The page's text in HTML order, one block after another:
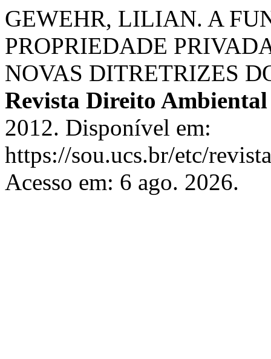
GEWEHR, LILIAN. A
PROPRIEDADE
NOVAS DITRETRIZES
Revista Direito Ambiental
2012. Disponível em:
https://sou.ucs.br/etc/
Acesso em: 6 ago. 2026.